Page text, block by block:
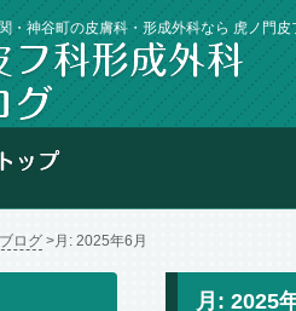
・神谷町の皮膚科・形成外科なら 虎ノ門皮
ログ 月: 2025年6月
月: 2025